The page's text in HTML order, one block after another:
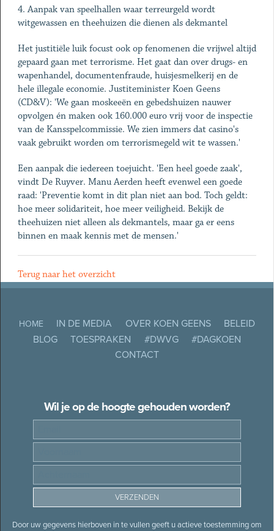
4. Aanpak van speelhallen waar terreurgeld wordt
witgewassen en theehuizen die dienen als dekmantel
Het justitiële luik focust ook op fenomenen die vrijwel altijd
gepaard gaan met terrorisme. Het gaat dan over drugs- en
wapenhandel, documentenfraude, huisjesmelkerij en de
hele illegale economie. Justiteminister Koen Geens
(CD&V): 'We gaan moskeeën en gebedshuizen nauwer
opvolgen én maken ook 160.000 euro vrij voor de inspectie
van de Kansspelcommissie. We zien immers dat casino's
vaak gebruikt worden om terrorismegeld wit te wassen.'
Een aanpak die iedereen toejuicht. 'Een heel goede zaak',
vindt De Ruyver. Manu Aerden heeft evenwel een goede
raad: 'Preventie komt in dit plan niet aan bod. Toch geldt:
hoe meer solidariteit, hoe meer veiligheid. Bekijk de
theehuizen niet alleen als dekmantels, maar ga er eens
binnen en maak kennis met de mensen.'
Terug naar het overzicht
HOME IN DE MEDIA OVER KOEN GEENS
BELEID
BLOG
TOESPRAKEN #DWVG
#DAGKOEN
CONTACT
Wil je op de hoogte gehouden worden?
Door uw gegevens hierboven in te vullen geeft u actieve toestemming om